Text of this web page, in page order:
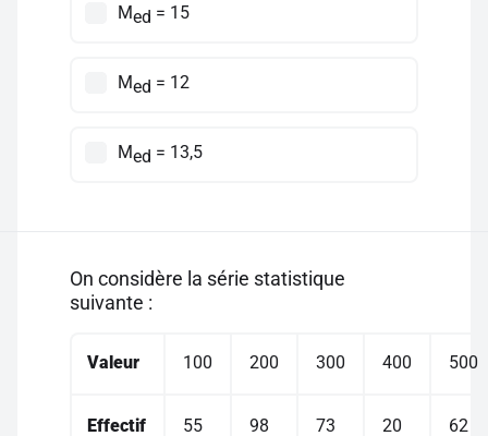
Med = 15
Med = 12
Med = 13,5
On considère la série statistique
suivante :
Valeur 100 200 300 400 500
Effectif 55 98 73 20 62